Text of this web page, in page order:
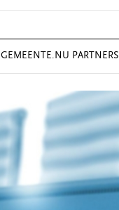
GEMEENTE.NU PARTNERS